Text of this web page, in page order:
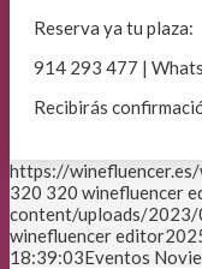
Reserva ya tu plaza:
914 293 477 |
Recibirás
https://
320 320 winefluencer
content/uploads/
winefluencer editor
18:39:03Eventos